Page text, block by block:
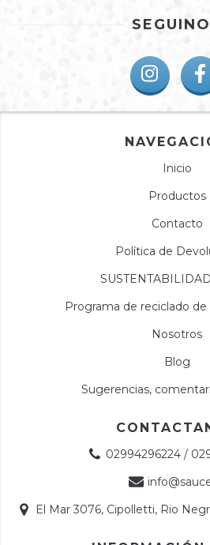
Inicio
Productos
Contacto
Política de
Programa de reciclado de
Nosotros
Blog
Sugerencias,
02994296224 /
El Mar 3076, Cipolletti, Rio